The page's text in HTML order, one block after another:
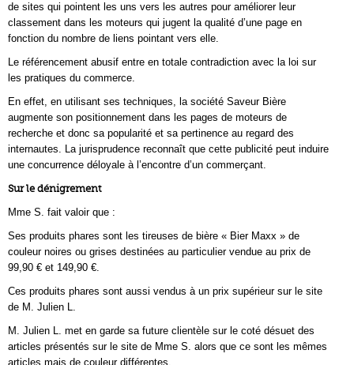
de sites qui pointent les uns vers les autres pour améliorer leur
classement dans les moteurs qui jugent la qualité d’une page en
fonction du nombre de liens pointant vers elle.
Le référencement abusif entre en totale contradiction avec la loi sur
les pratiques du commerce.
En effet, en utilisant ses techniques, la société Saveur Bière
augmente son positionnement dans les pages de moteurs de
recherche et donc sa popularité et sa pertinence au regard des
internautes. La jurisprudence reconnaît que cette publicité peut induire
une concurrence déloyale à l’encontre d’un commerçant.
Sur le dénigrement
Mme S. fait valoir que :
Ses produits phares sont les tireuses de bière « Bier Maxx » de
couleur noires ou grises destinées au particulier vendue au prix de
99,90 € et 149,90 €.
Ces produits phares sont aussi vendus à un prix supérieur sur le site
de M. Julien L.
M. Julien L. met en garde sa future clientèle sur le coté désuet des
articles présentés sur le site de Mme S. alors que ce sont les mêmes
articles mais de couleur différentes.